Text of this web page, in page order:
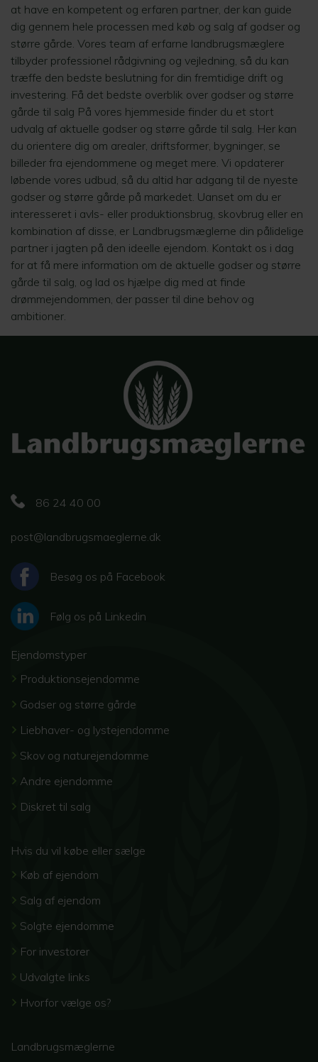
at have en kompetent og erfaren partner, der kan guide
dig gennem hele processen med køb og salg af godser og
større gårde. Vores team af erfarne landbrugsmæglere
tilbyder professionel rådgivning og vejledning, så du kan
træffe den bedste beslutning for din fremtidige drift og
investering. Få det bedste overblik over godser og større
gårde til salg På vores hjemmeside finder du et stort
udvalg af aktuelle godser og større gårde til salg. Her kan
du orientere dig om arealer, driftsformer, bygninger, se
billeder fra ejendommene og meget mere. Vi opdaterer
løbende vores udbud, så du altid har adgang til de nyeste
godser og større gårde på markedet. Uanset om du er
interesseret i avls- eller produktionsbrug, skovbrug eller en
kombination af disse, er Landbrugsmæglerne din pålidelige
partner i jagten på den ideelle ejendom. Kontakt os i dag
for at få mere information om de aktuelle godser og større
gårde til salg, og lad os hjælpe dig med at finde
drømmejendommen, der passer til dine behov og
ambitioner.
86 24 40 00
post@landbrugsmaeglerne.dk
Besøg os på Facebook
Følg os på Linkedin
Ejendomstyper
Produktionsejendomme
Godser og større gårde
Liebhaver- og lystejendomme
Skov og naturejendomme
Andre ejendomme
Diskret til salg
Hvis du vil købe eller sælge
Køb af ejendom
Salg af ejendom
Solgte ejendomme
For investorer
Udvalgte links
Hvorfor vælge os?
Landbrugsmæglerne